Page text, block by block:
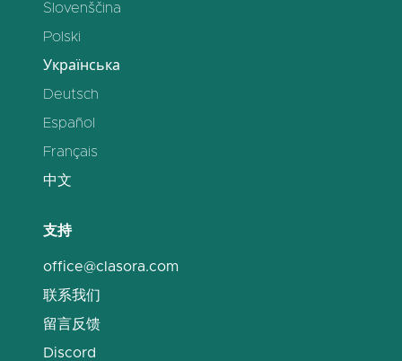
Slovenščina
Polski
Українська
Deutsch
Español
Français
中文
支持
office@clasora.com
联系我们
留言反馈
Discord